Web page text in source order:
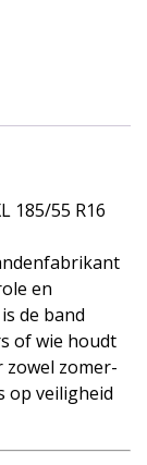
185/55 R16
en
de band
of wie houdt
zowel zomer-
op veiligheid